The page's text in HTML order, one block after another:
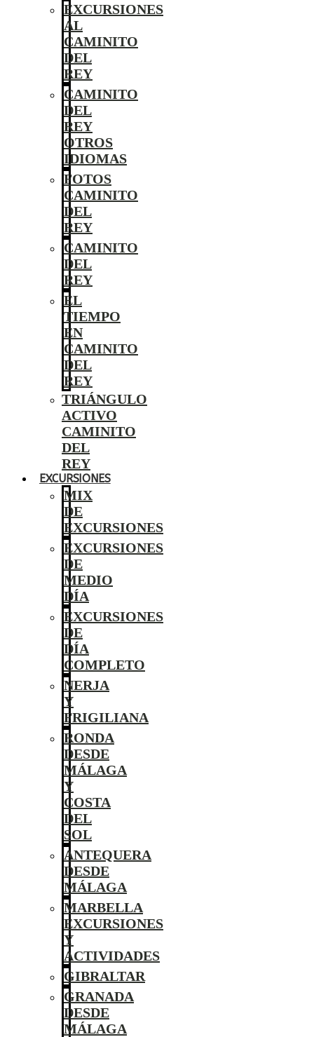
EXCURSIONES
AL
CAMINITO
DEL
REY
CAMINITO
DEL
REY
OTROS
IDIOMAS
FOTOS
CAMINITO
DEL
REY
CAMINITO
DEL
REY
EL
TIEMPO
EN
CAMINITO
DEL
REY
TRIÁNGULO
ACTIVO
CAMINITO
DEL
REY
EXCURSIONES
MIX
DE
EXCURSIONES
EXCURSIONES
DE
MEDIO
DÍA
EXCURSIONES
DE
DÍA
COMPLETO
NERJA
Y
FRIGILIANA
RONDA
DESDE
MÁLAGA
Y
COSTA
DEL
SOL
ANTEQUERA
DESDE
MÁLAGA
MARBELLA
EXCURSIONES
Y
ACTIVIDADES
GIBRALTAR
GRANADA
DESDE
MÁLAGA